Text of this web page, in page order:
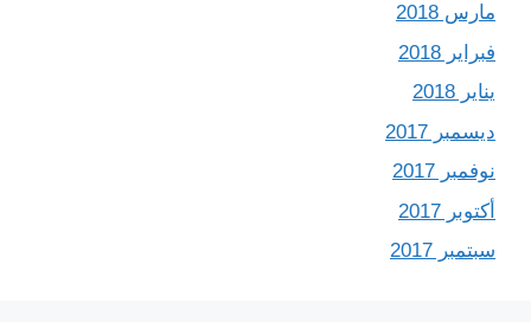
مارس 2018
فبراير 2018
يناير 2018
ديسمبر 2017
نوفمبر 2017
أكتوبر 2017
سبتمبر 2017